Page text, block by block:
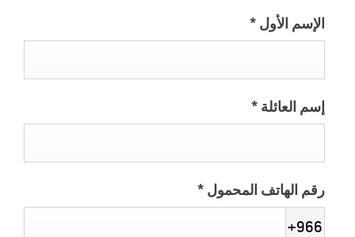
الإسم الأول *
إسم العائلة *
رقم الهاتف المحمول *
+966